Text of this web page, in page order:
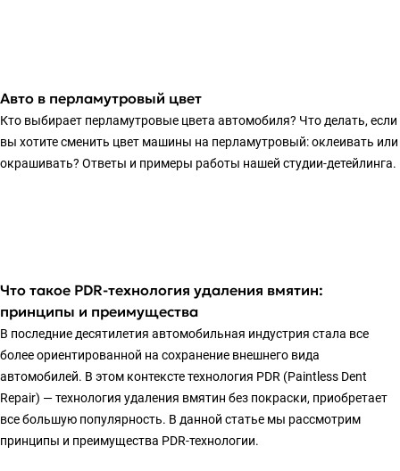
Авто в перламутровый цвет
Кто выбирает перламутровые цвета автомобиля? Что делать, если
вы хотите сменить цвет машины на перламутровый: оклеивать или
окрашивать? Ответы и примеры работы нашей студии-детейлинга.
Что такое PDR-технология удаления вмятин:
принципы и преимущества
В последние десятилетия автомобильная индустрия стала все
более ориентированной на сохранение внешнего вида
автомобилей. В этом контексте технология PDR (Paintless Dent
Repair) — технология удаления вмятин без покраски, приобретает
все большую популярность. В данной статье мы рассмотрим
принципы и преимущества PDR-технологии.